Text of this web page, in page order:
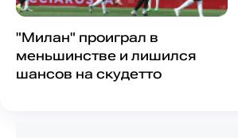
"Милан" проиграл в
меньшинстве и лишился
шансов на скудетто